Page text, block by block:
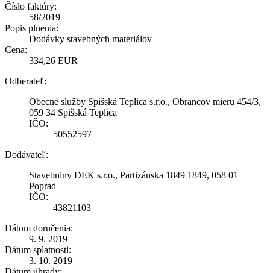
Číslo faktúry:
58/2019
Popis plnenia:
Dodávky stavebných materiálov
Cena:
334,26 EUR
Odberateľ:
Obecné služby Spišská Teplica s.r.o., Obrancov mieru 454/3,
059 34 Spišská Teplica
IČO:
50552597
Dodávateľ:
Stavebniny DEK s.r.o., Partizánska 1849 1849, 058 01
Poprad
IČO:
43821103
Dátum doručenia:
9. 9. 2019
Dátum splatnosti:
3. 10. 2019